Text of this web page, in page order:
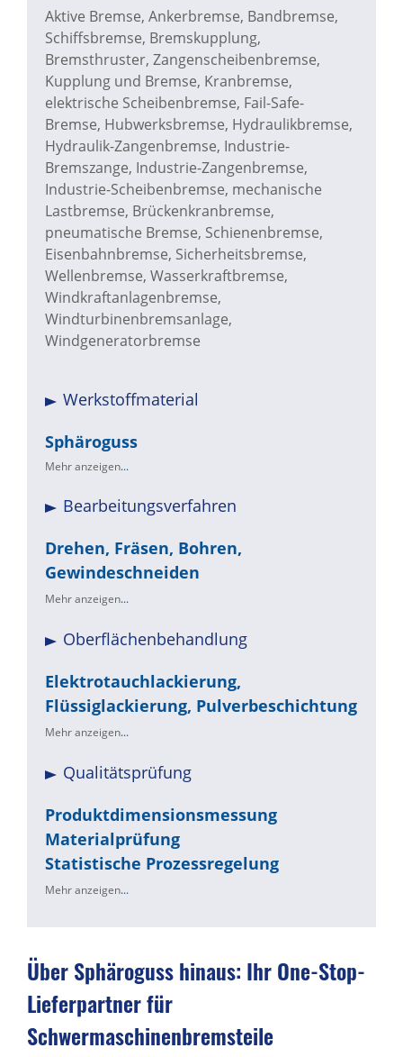
Aktive Bremse, Ankerbremse, Bandbremse,
Schiffsbremse, Bremskupplung,
Bremsthruster, Zangenscheibenbremse,
Kupplung und Bremse, Kranbremse,
elektrische Scheibenbremse, Fail-Safe-
Bremse, Hubwerksbremse, Hydraulikbremse,
Hydraulik-Zangenbremse, Industrie-
Bremszange, Industrie-Zangenbremse,
Industrie-Scheibenbremse, mechanische
Lastbremse, Brückenkranbremse,
pneumatische Bremse, Schienenbremse,
Eisenbahnbremse, Sicherheitsbremse,
Wellenbremse, Wasserkraftbremse,
Windkraftanlagenbremse,
Windturbinenbremsanlage,
Windgeneratorbremse
Werkstoffmaterial
Sphäroguss
Mehr anzeigen...
Bearbeitungsverfahren
Drehen, Fräsen, Bohren,
Gewindeschneiden
Mehr anzeigen...
Oberflächenbehandlung
Elektrotauchlackierung,
Flüssiglackierung, Pulverbeschichtung
Mehr anzeigen...
Qualitätsprüfung
Produktdimensionsmessung
Materialprüfung
Statistische Prozessregelung
Mehr anzeigen...
Über Sphäroguss hinaus: Ihr One-Stop-
Lieferpartner für
Schwermaschinenbremsteile